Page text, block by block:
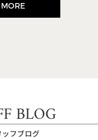
MORE
BLOG
ッフブログ